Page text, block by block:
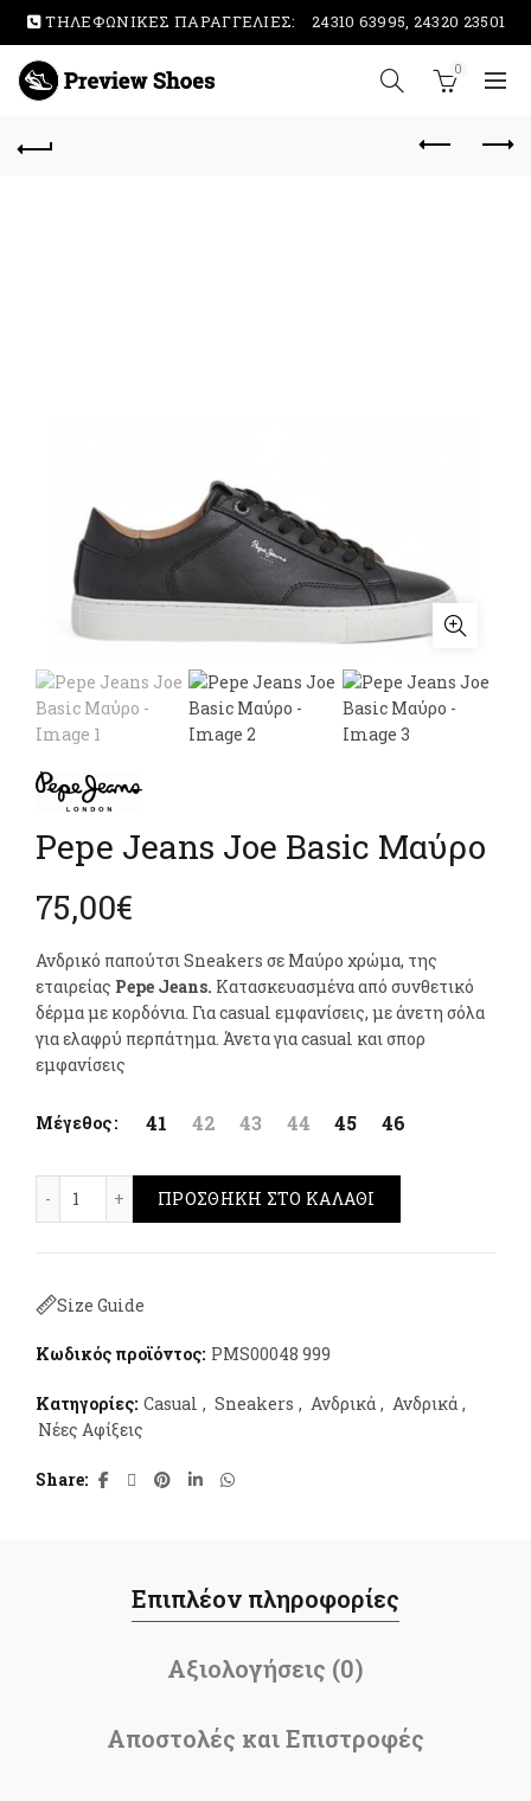
ΤΗΛΕΦΩΝΙΚΕΣ ΠΑΡΑΓΓΕΛΙΕΣ: 24310 63995, 24320 23501
0
Pepe Jeans Joe Basic Μαύρο
75,00€
Ανδρικό παπούτσι Sneakers σε Μαύρο χρώμα, της
εταιρείας Pepe Jeans. Κατασκευασμένα από συνθετικό
δέρμα με κορδόνια. Για casual εμφανίσεις, με άνετη σόλα
για ελαφρύ περπάτημα. Άνετα για casual και σπορ
εμφανίσεις
Μέγεθος 41 42 43 44 45 46
ΠΡΟΣΘΉΚΗ ΣΤΟ ΚΑΛΆΘΙ
Size Guide
Κωδικός προϊόντος: PMS00048 999
Κατηγορίες: Casual , Sneakers , Ανδρικά , Ανδρικά ,
Νέες Αφίξεις
Share
Επιπλέον πληροφορίες
Αξιολογήσεις (0)
Αποστολές και Επιστροφές